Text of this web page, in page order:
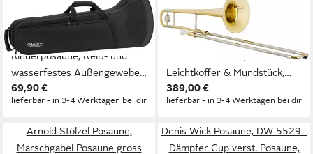
CLASSIC CANTABILE
Posaune Classic Cantabile
Kinderposaune, Reiß- und
wasserfestes Außengewebe
mit Außenfach und
Thermopolsterung
69,90 €
lieferbar - in 3-4 Werktagen bei dir
LECHGOLD
Posaune TP-25L
Tenorposaune - Lackierte
Posaune in Bb Bb, inkl.
Leichtkoffer & Mundstück,
Korpus und Schallstück:
Messing, Züge: Neusilber,
389,00 €
lieferbar - in 3-4 Werktagen bei dir
Arnold Stölzel Posaune,
Marschgabel Posaune gross
Denis Wick Posaune, DW 5529 -
Dämpfer Cup verst. Posaune,